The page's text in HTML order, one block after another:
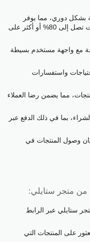
بشكل دوري، مما يوفر
للمتسوقين فرصة للحصول على تخفيضات تصل إلى 80% أو أكثر على
مع واجهة مستخدم بسيطة
واستفسارات
مما يضمن رضا العملاء
بما في ذلك الدفع عبر
وصول المنتجات في
من متجر ستايلي:
ستايلي عبر الرابط
على المنتجات التي